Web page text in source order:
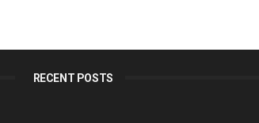
RECENT POSTS